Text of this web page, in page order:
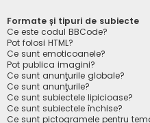
Formate și tipuri de subiecte
Ce este codul BBCode?
Pot folosi HTML?
Ce sunt emoticoanele?
Pot publica imagini?
Ce sunt anunţurile globale?
Ce sunt anunţurile?
Ce sunt subiectele lipicioase?
Ce sunt subiectele închise?
Ce sunt pictogramele pentru